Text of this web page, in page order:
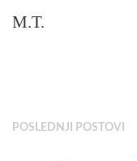
M.T.
POSLEDNJI POSTOVI